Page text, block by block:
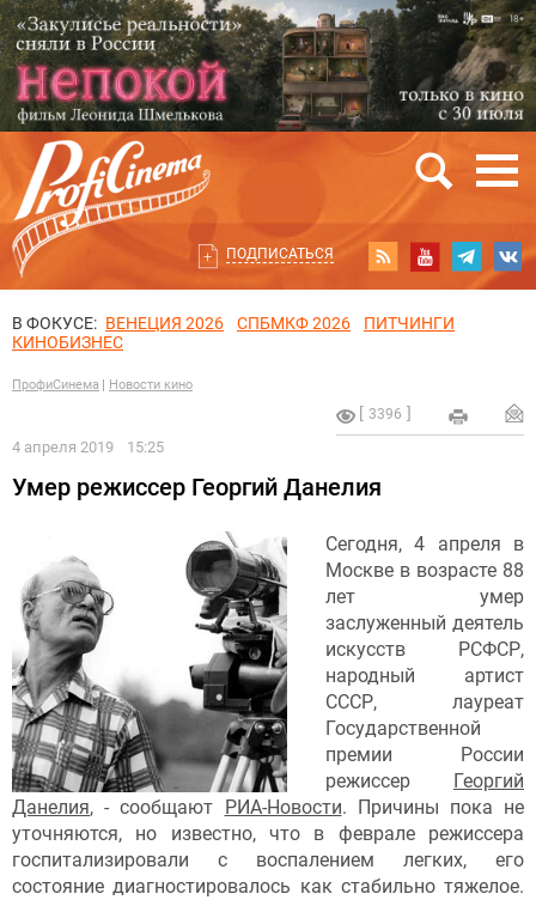
ПОДПИСАТЬСЯ
В ФОКУСЕ: ВЕНЕЦИЯ 2026 СПБМКФ 2026
ПИТЧИНГИ
КИНОБИЗНЕС
ПрофиСинема Новости кино
3396
4 апреля 2019 15:25
Умер режиссер Георгий Данелия
Сегодня, 4 апреля в
Москве в возрасте 88
лет умер
заслуженный деятель
искусств РСФСР,
народный артист
СССР, лауреат
Государственной
премии России
режиссер
Георгий
Данелия, - сообщают РИА-Новости. Причины пока не
уточняются, но известно, что в феврале режиссера
госпитализировали с воспалением легких, его
состояние диагностировалось как стабильно тяжелое.